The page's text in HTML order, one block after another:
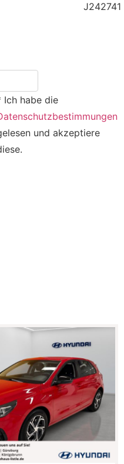
J242741
Ich habe die
und akzeptiere